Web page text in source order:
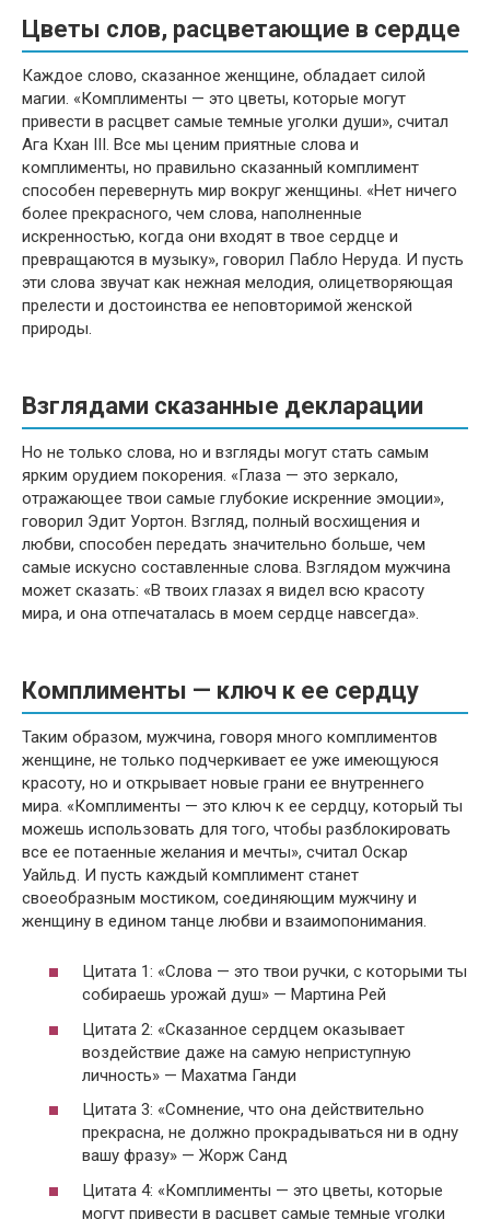
Цветы слов, расцветающие в сердце
Каждое слово, сказанное женщине, обладает силой
магии. «Комплименты — это цветы, которые могут
привести в расцвет самые темные уголки души», считал
Ага Кхан III. Все мы ценим приятные слова и
комплименты, но правильно сказанный комплимент
способен перевернуть мир вокруг женщины. «Нет ничего
более прекрасного, чем слова, наполненные
искренностью, когда они входят в твое сердце и
превращаются в музыку», говорил Пабло Неруда. И пусть
эти слова звучат как нежная мелодия, олицетворяющая
прелести и достоинства ее неповторимой женской
природы.
Взглядами сказанные декларации
Но не только слова, но и взгляды могут стать самым
ярким орудием покорения. «Глаза — это зеркало,
отражающее твои самые глубокие искренние эмоции»,
говорил Эдит Уортон. Взгляд, полный восхищения и
любви, способен передать значительно больше, чем
самые искусно составленные слова. Взглядом мужчина
может сказать: «В твоих глазах я видел всю красоту
мира, и она отпечаталась в моем сердце навсегда».
Комплименты — ключ к ее сердцу
Таким образом, мужчина, говоря много комплиментов
женщине, не только подчеркивает ее уже имеющуюся
красоту, но и открывает новые грани ее внутреннего
мира. «Комплименты — это ключ к ее сердцу, который ты
можешь использовать для того, чтобы разблокировать
все ее потаенные желания и мечты», считал Оскар
Уайльд. И пусть каждый комплимент станет
своеобразным мостиком, соединяющим мужчину и
женщину в едином танце любви и взаимопонимания.
Цитата 1: «Слова — это твои ручки, с которыми ты
собираешь урожай душ» — Мартина Рей
Цитата 2: «Сказанное сердцем оказывает
воздействие даже на самую неприступную
личность» — Махатма Ганди
Цитата 3: «Сомнение, что она действительно
прекрасна, не должно прокрадываться ни в одну
вашу фразу» — Жорж Санд
Цитата 4: «Комплименты — это цветы, которые
могут привести в расцвет самые темные уголки